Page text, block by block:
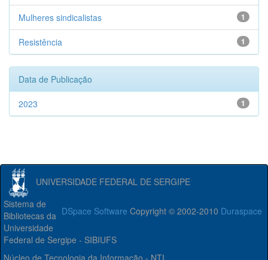
1
Mulheres sindicalistas
1
Resistência
Data de Publicação
1
2023
UNIVERSIDADE FEDERAL DE SERGIPE
DSpace Software Copyright © 2002-2010 Duraspace
Sistema de
Bibliotecas da
Universidade
Federal de Sergipe - SIBIUFS
Núcleo de Tecnologia da Informação - NTI